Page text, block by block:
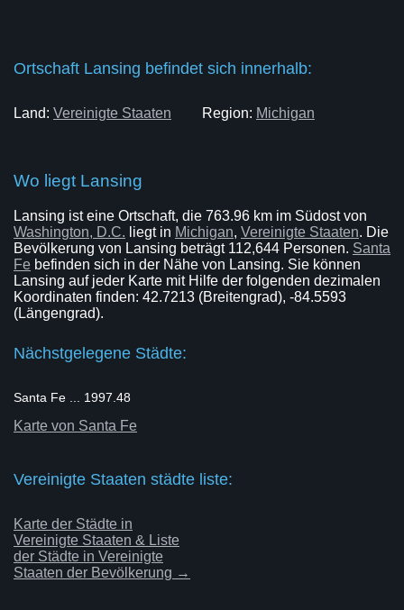
Ortschaft Lansing befindet sich innerhalb:
Land: Vereinigte Staaten Region: Michigan
Wo liegt Lansing
Lansing ist eine Ortschaft, die 763.96 km im Südost von
Washington, D.C. liegt in Michigan, Vereinigte Staaten. Die
Bevölkerung von Lansing beträgt 112,644 Personen. Santa
Fe befinden sich in der Nähe von Lansing. Sie können
Lansing auf jeder Karte mit Hilfe der folgenden dezimalen
Koordinaten finden: 42.7213 (Breitengrad), -84.5593
(Längengrad).
Nächstgelegene Städte:
Santa Fe ... 1997.48
Karte von Santa Fe
Vereinigte Staaten städte liste:
Karte der Städte in
Vereinigte Staaten & Liste
der Städte in Vereinigte
Staaten der Bevölkerung →